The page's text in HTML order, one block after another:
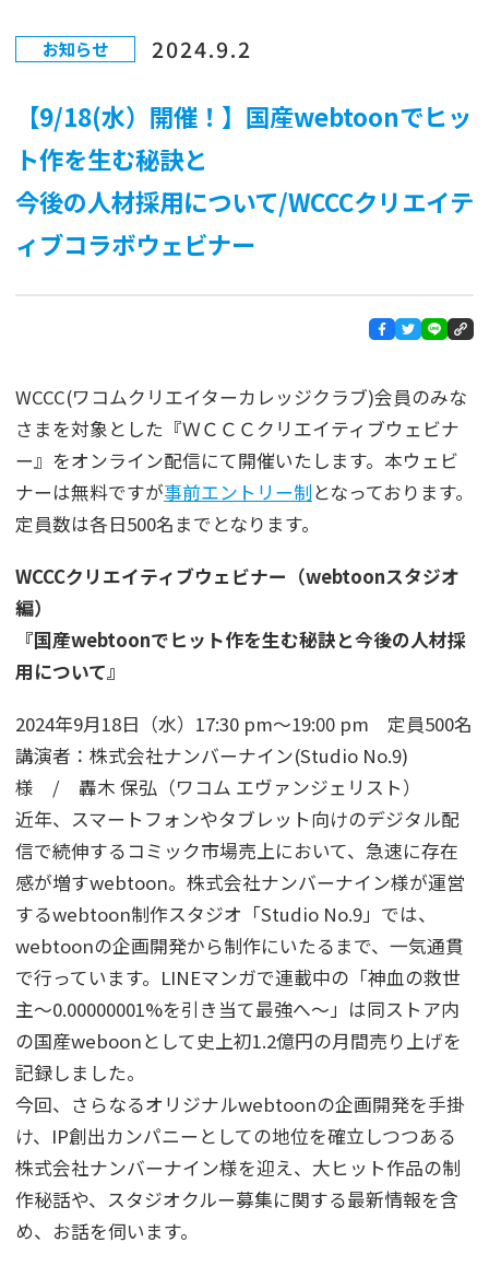
お知らせ 2024.9.2
【9/18(水）開催！】国産webtoonでヒッ
ト作を生む秘訣と
今後の人材採用について/WCCCクリエイテ
ィブコラボウェビナー
WCCC(ワコムクリエイターカレッジクラブ)会員のみな
さまを対象とした『ＷＣＣＣクリエイティブウェビナ
ー』をオンライン配信にて開催いたします。本ウェビ
ナーは無料ですが事前エントリー制となっております。
定員数は各日500名までとなります。
WCCCクリエイティブウェビナー（webtoonスタジオ
編）
『国産webtoonでヒット作を生む秘訣と今後の人材採
用について』
2024年9月18日（水）17:30 pm～19:00 pm 定員500名
講演者：株式会社ナンバーナイン(Studio No.9)
様 / 轟木 保弘（ワコム エヴァンジェリスト）
近年、スマートフォンやタブレット向けのデジタル配
信で続伸するコミック市場売上において、急速に存在
感が増すwebtoon。株式会社ナンバーナイン様が運営
するwebtoon制作スタジオ「Studio No.9」では、
webtoonの企画開発から制作にいたるまで、一気通貫
で行っています。LINEマンガで連載中の「神血の救世
主〜0.00000001%を引き当て最強へ〜」は同ストア内
の国産weboonとして史上初1.2億円の月間売り上げを
記録しました。
今回、さらなるオリジナルwebtoonの企画開発を手掛
け、IP創出カンパニーとしての地位を確立しつつある
株式会社ナンバーナイン様を迎え、大ヒット作品の制
作秘話や、スタジオクルー募集に関する最新情報を含
め、お話を伺います。